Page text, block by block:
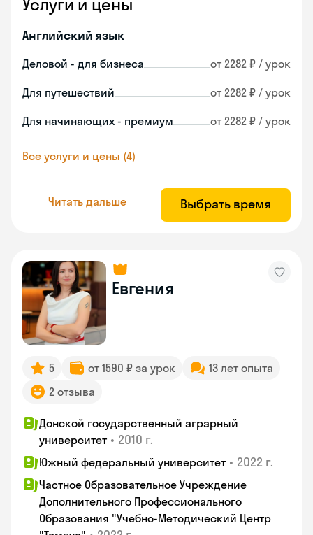
Услуги и цены
Английский язык
Деловой - для бизнеса от 2282 ₽ / урок
Для путешествий от 2282 ₽ / урок
Для начинающих - премиум от 2282 ₽ / урок
Все услуги и цены (4)
Читать дальше Выбрать время
Евгения
5 от 1590 ₽ за урок
13 лет опыта
2 отзыва
Донской государственный аграрный
университет • 2010 г.
Южный федеральный университет • 2022 г.
Частное Образовательное Учреждение
Дополнительного Профессионального
Образования "Учебно-Методический Центр